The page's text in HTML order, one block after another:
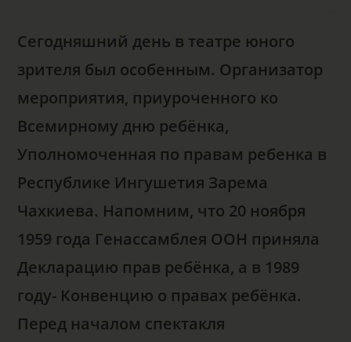
Сегодняшний день в театре юного
зрителя был особенным. Организатор
мероприятия, приуроченного ко
Всемирному дню ребёнка,
Уполномоченная по правам ребенка в
Республике Ингушетия Зарема
Чахкиева. Напомним, что 20 ноября
1959 года Генассамблея ООН приняла
Декларацию прав ребёнка, а в 1989
году- Конвенцию о правах ребёнка.
Перед началом спектакля